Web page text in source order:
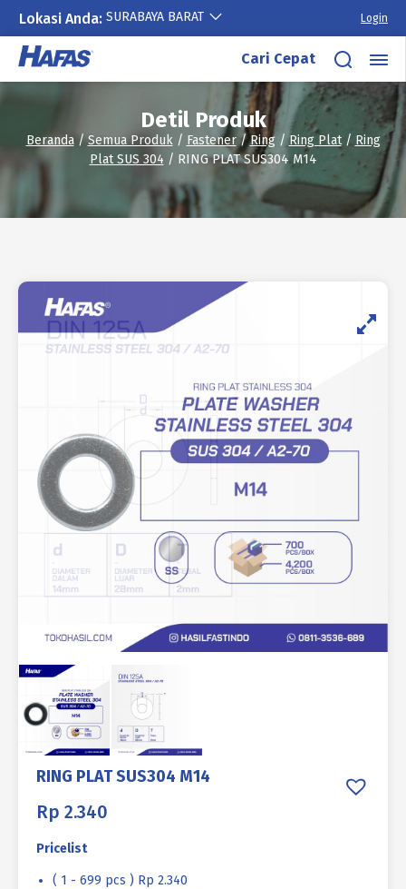
Lokasi Anda: SURABAYA BARAT Login
Lewati
konten
Cari Cepat
Detil Produk
Beranda/Semua Produk/ Fastener/Ring/Ring Plat/ Ring
Plat SUS 304 / RING PLAT SUS304 M14
RING PLAT SUS304 M14
Rp 2.340
Pricelist
( 1 - 699 pcs ) Rp 2.340